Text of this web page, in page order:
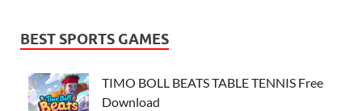
BEST SPORTS GAMES
TIMO BOLL BEATS TABLE TENNIS Free
Download